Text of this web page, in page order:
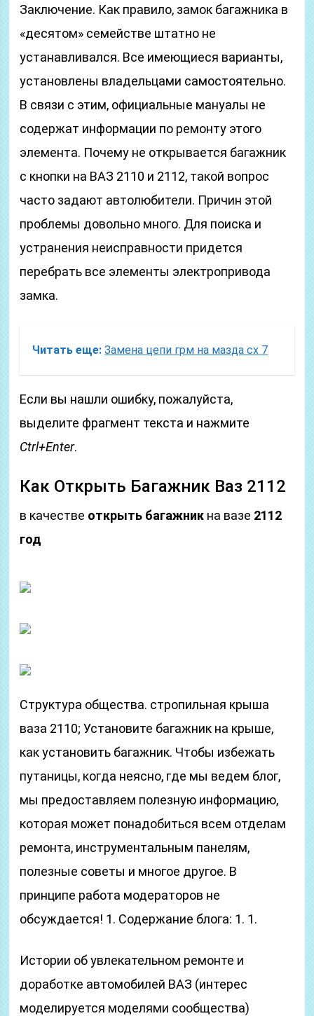
Заключение. Как правило, замок багажника в
«десятом» семействе штатно не
устанавливался. Все имеющиеся варианты,
установлены владельцами самостоятельно.
В связи с этим, официальные мануалы не
содержат информации по ремонту этого
элемента. Почему не открывается багажник
с кнопки на ВАЗ 2110 и 2112, такой вопрос
часто задают автолюбители. Причин этой
проблемы довольно много. Для поиска и
устранения неисправности придется
перебрать все элементы электропривода
замка.
Читать еще: Замена цепи грм на мазда сх 7
Если вы нашли ошибку, пожалуйста,
выделите фрагмент текста и нажмите
Ctrl+Enter.
Как Открыть Багажник Ваз 2112
в качестве открыть багажник на вазе 2112
год
Структура общества. стропильная крыша
ваза 2110; Установите багажник на крыше,
как установить багажник. Чтобы избежать
путаницы, когда неясно, где мы ведем блог,
мы предоставляем полезную информацию,
которая может понадобиться всем отделам
ремонта, инструментальным панелям,
полезные советы и многое другое. В
принципе работа модераторов не
обсуждается! 1. Содержание блога: 1. 1.
Истории об увлекательном ремонте и
доработке автомобилей ВАЗ (интерес
моделируется моделями сообщества)